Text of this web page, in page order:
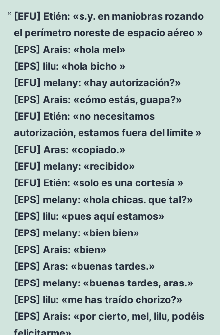
[EFU] Etién: «s.y. en maniobras rozando
el perímetro noreste de espacio aéreo »
[EPS] Arais: «hola mel»
[EPS] lilu: «hola bicho »
[EFU] melany: «hay autorización?»
[EPS] Arais: «cómo estás, guapa?»
[EFU] Etién: «no necesitamos
autorización, estamos fuera del límite »
[EFU] Aras: «copiado.»
[EFU] melany: «recibido»
[EFU] Etién: «solo es una cortesía »
[EPS] melany: «hola chicas. que tal?»
[EPS] lilu: «pues aquí estamos»
[EPS] melany: «bien bien»
[EPS] Arais: «bien»
[EPS] Aras: «buenas tardes.»
[EPS] melany: «buenas tardes, aras.»
[EPS] lilu: «me has traído chorizo?»
[EPS] Arais: «por cierto, mel, lilu, podéis